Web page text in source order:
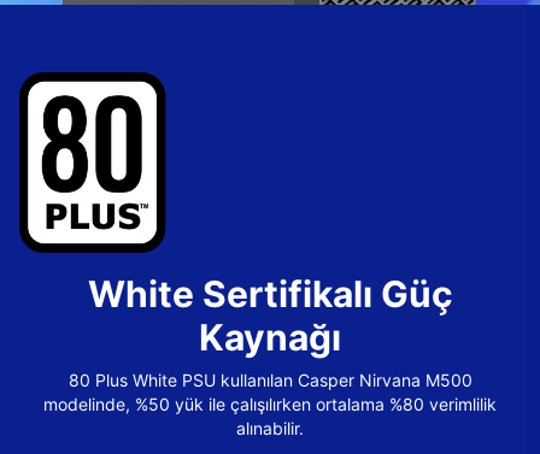
White Sertifikalı Güç
Kaynağı
80 Plus White PSU kullanılan Casper Nirvana M500
modelinde, %50 yük ile çalışılırken ortalama %80 verimlilik
alınabilir.